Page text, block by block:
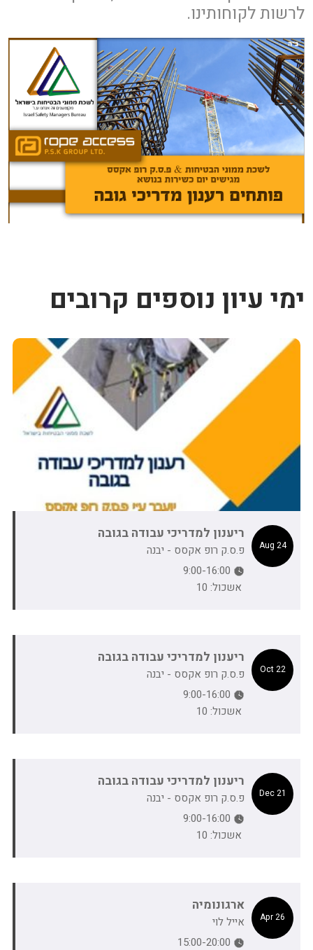
לרשות לקוחותינו.
ימי עיון נוספים קרובים
24 Aug
ריענון למדריכי עבודה בגובה
פ.ס.ק רופ אקסס - יבנה
אשכול: 10
22 Oct
ריענון למדריכי עבודה בגובה
פ.ס.ק רופ אקסס - יבנה
אשכול: 10
21 Dec
ריענון למדריכי עבודה בגובה
פ.ס.ק רופ אקסס - יבנה
אשכול: 10
26 Apr
ארגונומיה
אייל לוי